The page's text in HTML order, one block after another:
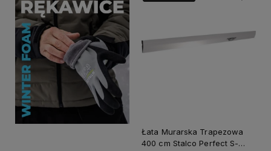
Łata Murarska Trapezowa
400 cm Stalco Perfect S-